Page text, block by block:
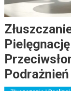
Podrażnień